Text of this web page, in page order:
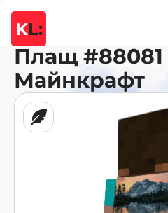
KL:
Плащ #88081
Майнкрафт